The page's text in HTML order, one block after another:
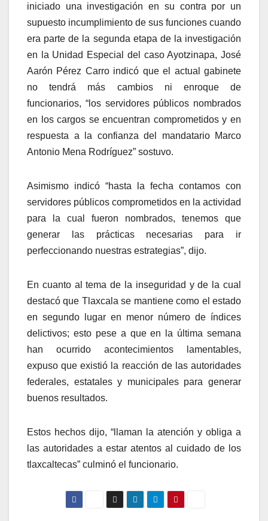
iniciado una investigación en su contra por un
supuesto incumplimiento de sus funciones cuando
era parte de la segunda etapa de la investigación
en la Unidad Especial del caso Ayotzinapa, José
Aarón Pérez Carro indicó que el actual gabinete
no tendrá más cambios ni enroque de
funcionarios, “los servidores públicos nombrados
en los cargos se encuentran comprometidos y en
respuesta a la confianza del mandatario Marco
Antonio Mena Rodríguez” sostuvo.
Asimismo indicó “hasta la fecha contamos con
servidores públicos comprometidos en la actividad
para la cual fueron nombrados, tenemos que
generar las prácticas necesarias para ir
perfeccionando nuestras estrategias”, dijo.
En cuanto al tema de la inseguridad y de la cual
destacó que Tlaxcala se mantiene como el estado
en segundo lugar en menor número de índices
delictivos; esto pese a que en la última semana
han ocurrido acontecimientos lamentables,
expuso que existió la reacción de las autoridades
federales, estatales y municipales para generar
buenos resultados.
Estos hechos dijo, “llaman la atención y obliga a
las autoridades a estar atentos al cuidado de los
tlaxcaltecas” culminó el funcionario.